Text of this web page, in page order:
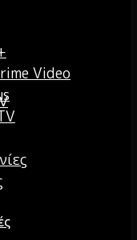
Video